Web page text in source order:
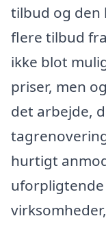
tilbud og den
flere tilbud
ikke blot
priser, men
det arbejde,
hurtigt